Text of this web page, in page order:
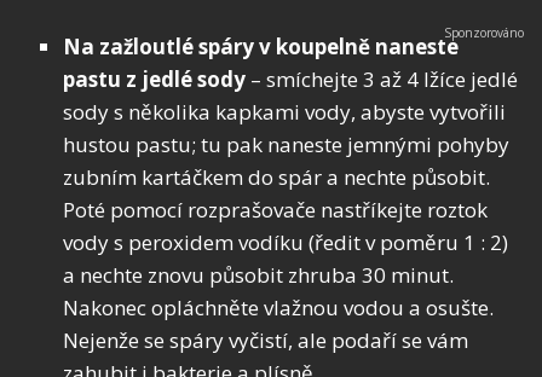
Na zažloutlé spáry v koupelně naneste
pastu z jedlé sody – smíchejte 3 až 4 lžíce jedlé
sody s několika kapkami vody, abyste vytvořili
hustou pastu; tu pak naneste jemnými pohyby
zubním kartáčkem do spár a nechte působit.
Poté pomocí rozprašovače nastříkejte roztok
vody s peroxidem vodíku (ředit v poměru 1 : 2)
a nechte znovu působit zhruba 30 minut.
Nakonec opláchněte vlažnou vodou a osušte.
Nejenže se spáry vyčistí, ale podaří se vám